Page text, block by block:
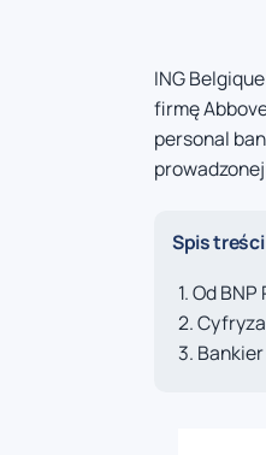
ING
firmę
personal
Spis treści
Od